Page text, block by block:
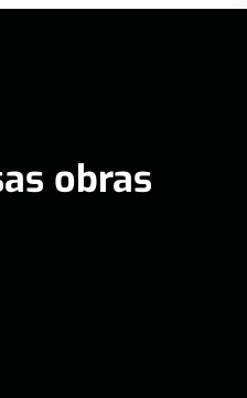
obras